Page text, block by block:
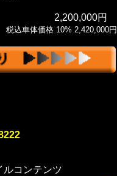
2,200,000円
税込車体価格 10% 2,420,000円
ルコンテンツ